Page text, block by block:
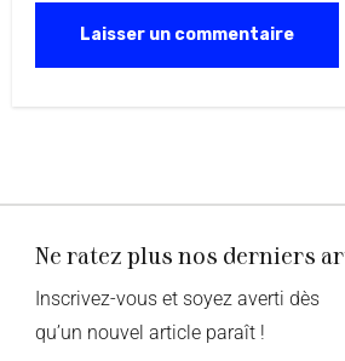
Ne ratez plus nos derniers
Inscrivez-vous et soyez averti dès
qu’un nouvel article paraît !